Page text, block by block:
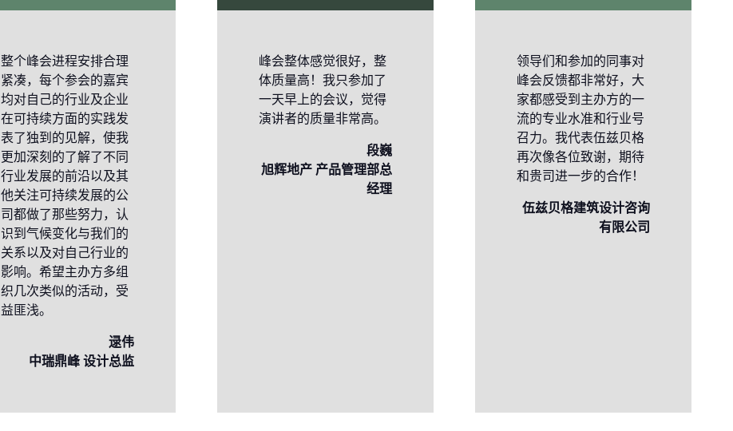
整个峰会进程安排合理
紧凑，每个参会的嘉宾
均对自己的行业及企业
在可持续方面的实践发
表了独到的见解，使我
更加深刻的了解了不同
行业发展的前沿以及其
他关注可持续发展的公
司都做了那些努力，认
识到气候变化与我们的
关系以及对自己行业的
影响。希望主办方多组
织几次类似的活动，受
益匪浅。
逯伟
中瑞鼎峰 设计总监
峰会整体感觉很好，整
体质量高！我只参加了
一天早上的会议，觉得
演讲者的质量非常高。
段巍
旭辉地产 产品管理部总
经理
领导们和参加的同事对
峰会反馈都非常好，大
家都感受到主办方的一
流的专业水准和行业号
召力。我代表伍兹贝格
再次像各位致谢，期待
和贵司进一步的合作！
伍兹贝格建筑设计咨询
有限公司